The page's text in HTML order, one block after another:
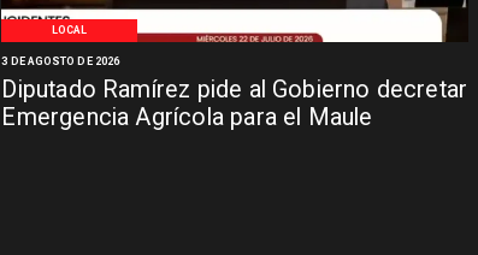
LOCAL
Diputado Ramírez pide al Gobierno decretar
Emergencia Agrícola para el Maule
3 DE AGOSTO DE 2026